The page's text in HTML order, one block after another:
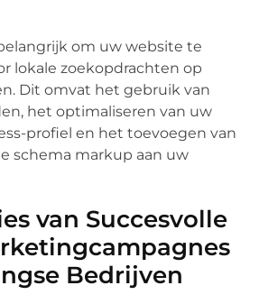
om uw website te
lokale zoekopdrachten op
Dit omvat het gebruik van
het optimaliseren van uw
profiel en het toevoegen van
schema markup aan uw
van Succesvolle
Bedrijven